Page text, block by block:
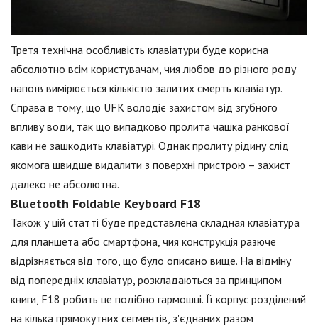
Третя технічна особливість клавіатури буде корисна
абсолютно всім користувачам, чия любов до різного роду
напоїв вимірюється кількістю залитих смерть клавіатур.
Справа в тому, що UFK володіє захистом від згубного
впливу води, так що випадково пролита чашка ранкової
кави не зашкодить клавіатурі. Однак пролиту рідину слід
якомога швидше видалити з поверхні пристрою – захист
далеко не абсолютна.
Bluetooth Foldable Keyboard F18
Також у цій статті буде представлена складная клавіатура
для планшета або смартфона, чия конструкція разюче
відрізняється від того, що було описано вище. На відміну
від попередніх клавіатур, розкладаються за принципом
книги, F18 робить це подібно гармошці. Її корпус розділений
на кілька прямокутних сегментів, з'єднаних разом